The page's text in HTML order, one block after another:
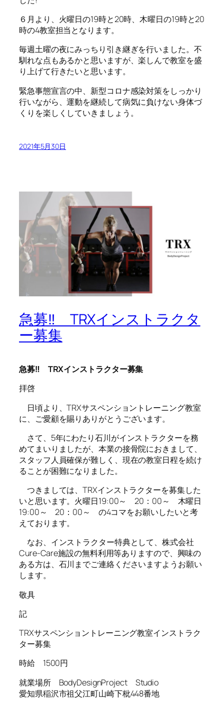
６月より、火曜日の19時と20時、木曜日の19時と20
時の4教室担当となります。
毎週土曜の夜にみっちり引き継ぎを行いました。不
馴れな点もあるかと思いますが、楽しんで教室を盛
り上げて行きたいと思います。
緊急事態宣言の中、新型コロナ感染対策をしっかり
行いながら、運動を継続して病気に負けない身体づ
くりを楽しくしていきましょう。
2021年5月30日
急募‼ TRXインストラクタ
ー募集
急募‼ TRXインストラクター募集
拝啓
日頃より、TRXサスペンショントレーニング教室
に、ご愛顧を賜りありがとうございます。
さて、5年にわたり石川がインストラクターを務
めてまいりましたが、本業の接骨院におきまして、
スタッフ人員確保が難しく、現在の教室日程を続け
ることが困難になりました。
つきましては、TRXインストラクターを募集した
いと思います。火曜日19:00～ 20：00～ 木曜日
19:00～ 20：00～ の4コマをお願いしたいと考
えております。
なお、インストラクター特典として、株式会社
Cure-Care施設の無料利用等ありますので、興味の
ある方は、石川までご連絡くださいますようお願い
します。
敬具
記
TRXサスペンショントレーニング教室インストラク
ター募集
時給 1500円
就業場所 BodyDesignProject Studio
愛知県稲沢市祖父江町山崎下枇448番地